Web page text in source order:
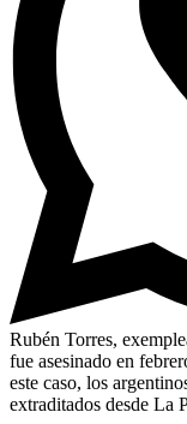
Rubén Torres,
fue asesinado en
este caso, los
extraditados desde La